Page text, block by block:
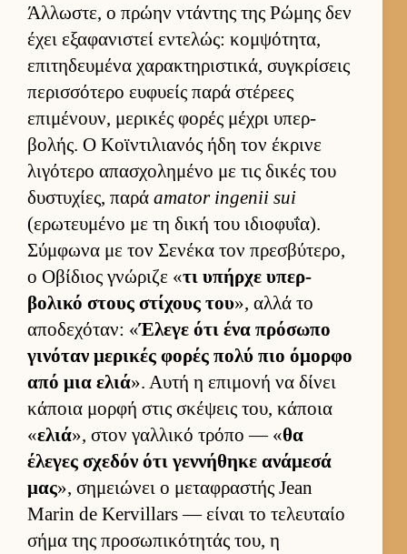
Άλ­λωστε, ο πρώην ντάντης της Ρώμης δεν
έχει εξαφανιστεί εντελώς: κομ­ψότητα,
επιτηδευ­μένα χαρακτηριστικά, συγκρίσεις
περισ­σότερο ευ­φυείς παρά στέρεες
επιμένουν, μερικές φορές μέχρι υπερ­
βολής. Ο Κοϊντιλια­νός ήδη τον έκρινε
λιγότερο απασχολημένο με τις δικές του
δυστυχίες, παρά amator ingenii sui
(ερωτευ­μένο με τη δική του ιδιο­φυΐα).
Σύμ­φωνα με τον Σενέκα τον πρεσβύτερο,
ο Οβίδιος γνώριζε «τι υπήρχε υπερ­
βολικό στους στίχους του», αλλά το
αποδεχόταν: «Έλεγε ότι ένα πρόσωπο
γινόταν μερικές φορές πολύ πιο όμορφο
από μια ελιά». Αυτή η επιμονή να δίνει
κάποια μορφή στις σκέψεις του, κάποια
«ελιά», στον γαλ­λικό τρόπο — «θα
έλεγες σχεδόν ότι γεν­νήθηκε ανάμεσά
μας», σημειώνει ο μεταφραστής Jean
Marin de Kervillars — εί­ναι το τελευ­ταίο
σήμα της προσωπικότητάς του, η